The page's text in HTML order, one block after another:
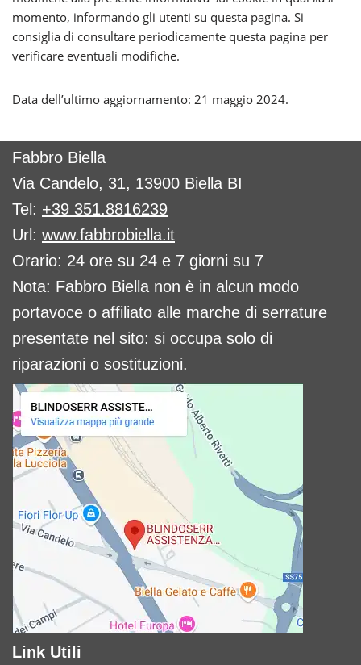
momento, informando gli utenti su questa pagina. Si
consiglia di consultare periodicamente questa pagina per
verificare eventuali modifiche.
Data dell’ultimo aggiornamento: 21 maggio 2024.
Fabbro Biella
Via Candelo, 31, 13900 Biella BI
Tel: +39 351.8816239
Url: www.fabbrobiella.it
Orario: 24 ore su 24 e 7 giorni su 7
Nota: Fabbro Biella non è in alcun modo
portavoce o affiliato alle marche di serrature
presentate nel sito: si occupa solo di
riparazioni o sostituzioni.
Link Utili